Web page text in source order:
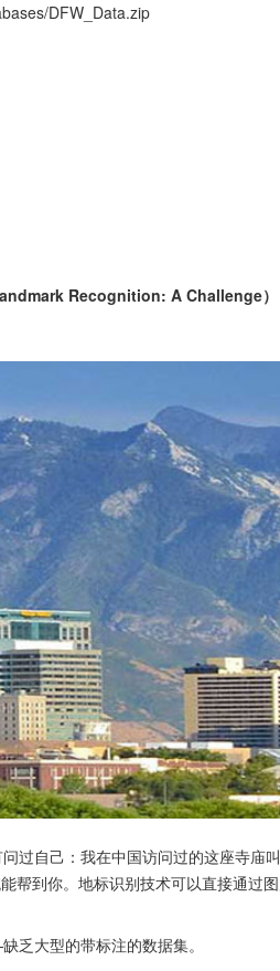
DFW_Data.zip
Recognition: A Challenge）
过自己：我在中国访问过的这座寺庙
帮到你。地标识别技术可以直接通过
大型的带标注的数据集。